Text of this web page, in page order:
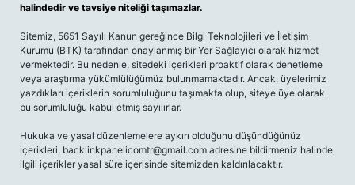
halindedir ve tavsiye niteliği taşımazlar.
Sitemiz, 5651 Sayılı Kanun gereğince Bilgi Teknolojileri ve İletişim
Kurumu (BTK) tarafından onaylanmış bir Yer Sağlayıcı olarak hizmet
vermektedir. Bu nedenle, sitedeki içerikleri proaktif olarak denetleme
veya araştırma yükümlülüğümüz bulunmamaktadır. Ancak, üyelerimiz
yazdıkları içeriklerin sorumluluğunu taşımakta olup, siteye üye olarak
bu sorumluluğu kabul etmiş sayılırlar.
Hukuka ve yasal düzenlemelere aykırı olduğunu düşündüğünüz
içerikleri, backlinkpanelicomtr@gmail.com adresine bildirmeniz halinde,
ilgili içerikler yasal süre içerisinde sitemizden kaldırılacaktır.